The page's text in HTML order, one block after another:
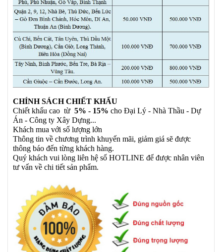
CHÍNH SÁCH CHIẾT KHẤU
Chiết khấu cao từ 5% - 15% cho Đại Lý - Nhà Thầu - Dự
Án - Công ty Xây Dựng...
Khách mua với số lượng lớn
Thông tin về chương trình khuyến mãi, giảm giá sẽ được
thông báo đến từng khách hàng.
Quý khách vui lòng liên hệ số HOTLINE để được nhân viên
tư vấn về chi tiết sản phẩm.